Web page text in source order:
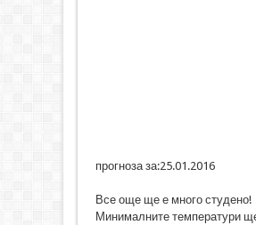
прогноза за:25.01.2016
Все още ще е много студено!
Минималните температури